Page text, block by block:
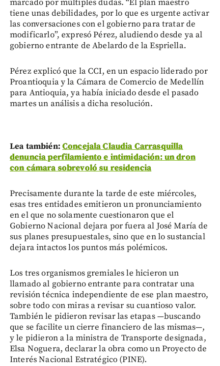
marcado por múltiples dudas. “El plan maestro
tiene unas debilidades, por lo que es urgente activar
las conversaciones con el gobierno para tratar de
modificarlo”, expresó Pérez, aludiendo desde ya al
gobierno entrante de Abelardo de la Espriella.
Pérez explicó que la CCI, en un espacio liderado por
Proantioquia y la Cámara de Comercio de Medellín
para Antioquia, ya había iniciado desde el pasado
martes un análisis a dicha resolución.
Lea también: Concejala Claudia Carrasquilla
denuncia perfilamiento e intimidación: un dron
con cámara sobrevoló su residencia
Precisamente durante la tarde de este miércoles,
esas tres entidades emitieron un pronunciamiento
en el que no solamente cuestionaron que el
Gobierno Nacional dejara por fuera al José María de
sus planes presupuestales, sino que en lo sustancial
dejara intactos los puntos más polémicos.
Los tres organismos gremiales le hicieron un
llamado al gobierno entrante para contratar una
revisión técnica independiente de ese plan maestro,
sobre todo con miras a revisar su cuantioso valor.
También le pidieron revisar las etapas —buscando
que se facilite un cierre financiero de las mismas—,
y le pidieron a la ministra de Transporte designada,
Elsa Noguera, declarar la obra como un Proyecto de
Interés Nacional Estratégico (PINE).